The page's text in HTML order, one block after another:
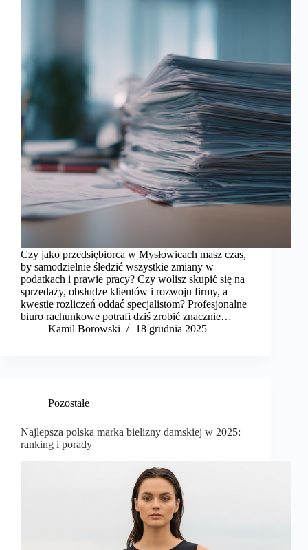
Czy jako przedsiębiorca w Mysłowicach masz czas,
by samodzielnie śledzić wszystkie zmiany w
podatkach i prawie pracy? Czy wolisz skupić się na
sprzedaży, obsłudze klientów i rozwoju firmy, a
kwestie rozliczeń oddać specjalistom? Profesjonalne
biuro rachunkowe potrafi dziś zrobić znacznie…
Kamil Borowski
18 grudnia 2025
Pozostałe
Najlepsza polska marka bielizny damskiej w 2025:
ranking i porady